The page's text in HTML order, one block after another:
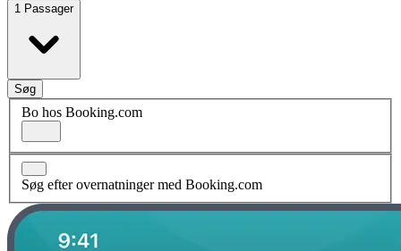
1 Passager
Søg
Bo hos Booking.com
Søg efter overnatninger med Booking.com